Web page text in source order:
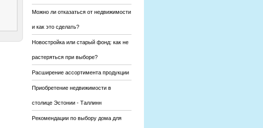
Можно ли отказаться от недвижимости
и как это сделать?
Новостройка или старый фонд: как не
растеряться при выборе?
Расширение ассортимента продукции
Приобретение недвижимости в
столице Эстонии - Таллинн
Рекомендации по выбору дома для